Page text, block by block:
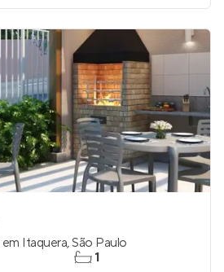
em Itaquera,São Paulo
1